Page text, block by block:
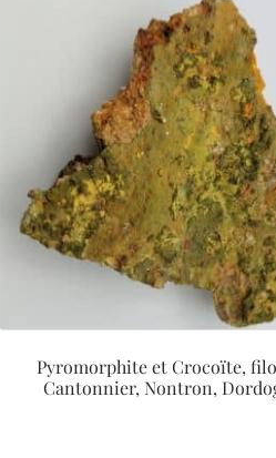
Pyromorphite et Crocoïte,
Cantonnier, Nontron,